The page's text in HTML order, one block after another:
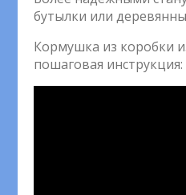
бутылки или
Кормушка из коробки
пошаговая инструкция: